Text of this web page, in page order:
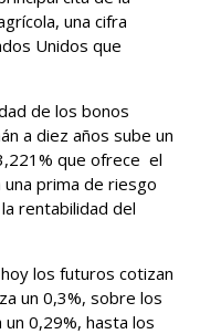
una cifra
Unidos que
de los bonos
a diez años sube un
que ofrece el
prima de riesgo
rentabilidad del
los futuros cotizan
un 0,3%, sobre los
un 0,29%, hasta los